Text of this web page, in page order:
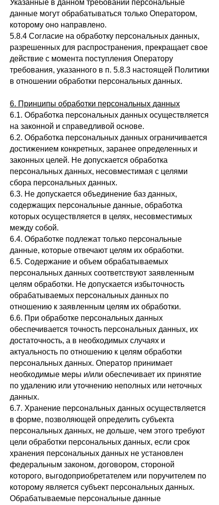
Указанные в данном требовании персональные
данные могут обрабатываться только Оператором,
которому оно направлено.
5.8.4 Согласие на обработку персональных данных,
разрешенных для распространения, прекращает свое
действие с момента поступления Оператору
требования, указанного в п. 5.8.3 настоящей Политики
в отношении обработки персональных данных.
6. Принципы обработки персональных данных
6.1. Обработка персональных данных осуществляется
на законной и справедливой основе.
6.2. Обработка персональных данных ограничивается
достижением конкретных, заранее определенных и
законных целей. Не допускается обработка
персональных данных, несовместимая с целями
сбора персональных данных.
6.3. Не допускается объединение баз данных,
содержащих персональные данные, обработка
которых осуществляется в целях, несовместимых
между собой.
6.4. Обработке подлежат только персональные
данные, которые отвечают целям их обработки.
6.5. Содержание и объем обрабатываемых
персональных данных соответствуют заявленным
целям обработки. Не допускается избыточность
обрабатываемых персональных данных по
отношению к заявленным целям их обработки.
6.6. При обработке персональных данных
обеспечивается точность персональных данных, их
достаточность, а в необходимых случаях и
актуальность по отношению к целям обработки
персональных данных. Оператор принимает
необходимые меры и/или обеспечивает их принятие
по удалению или уточнению неполных или неточных
данных.
6.7. Хранение персональных данных осуществляется
в форме, позволяющей определить субъекта
персональных данных, не дольше, чем этого требуют
цели обработки персональных данных, если срок
хранения персональных данных не установлен
федеральным законом, договором, стороной
которого, выгодоприобретателем или поручителем по
которому является субъект персональных данных.
Обрабатываемые персональные данные